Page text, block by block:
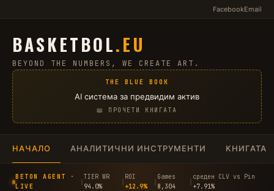
FacebookEmail
BASKETBOL.EU
BEYOND THE NUMBERS, WE CREATE ART.
THE BLUE BOOK
AI система за предвидим актив
📖 ПРОЧЕТИ КНИГАТА
НАЧАЛО АНАЛИТИЧНИ ИНСТРУМЕНТИ КНИГАТА
BETON AGENT ·
LIVE
│
TIER WR
94.0%
ROI
+12.9%
Games
8,304
│
среден CLV vs Pin
+7.91%